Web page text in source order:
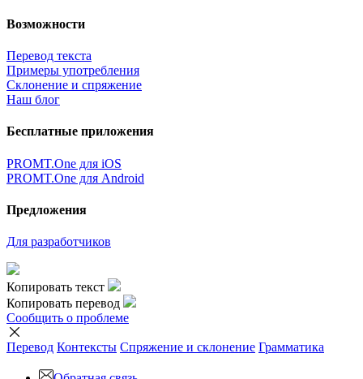
Возможности
Перевод текста
Примеры употребления
Склонение и спряжение
Наш блог
Бесплатные приложения
PROMT.One для iOS
PROMT.One для Android
Предложения
Для разработчиков
Копировать текст
Копировать перевод
Сообщить о проблеме
Перевод Контексты Спряжение и склонение Грамматика